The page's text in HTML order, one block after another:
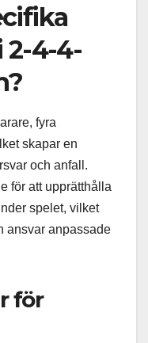
2-4-4-
fyra
skapar en
och anfall.
för att upprätthålla
spelet, vilket
ansvar anpassade
för